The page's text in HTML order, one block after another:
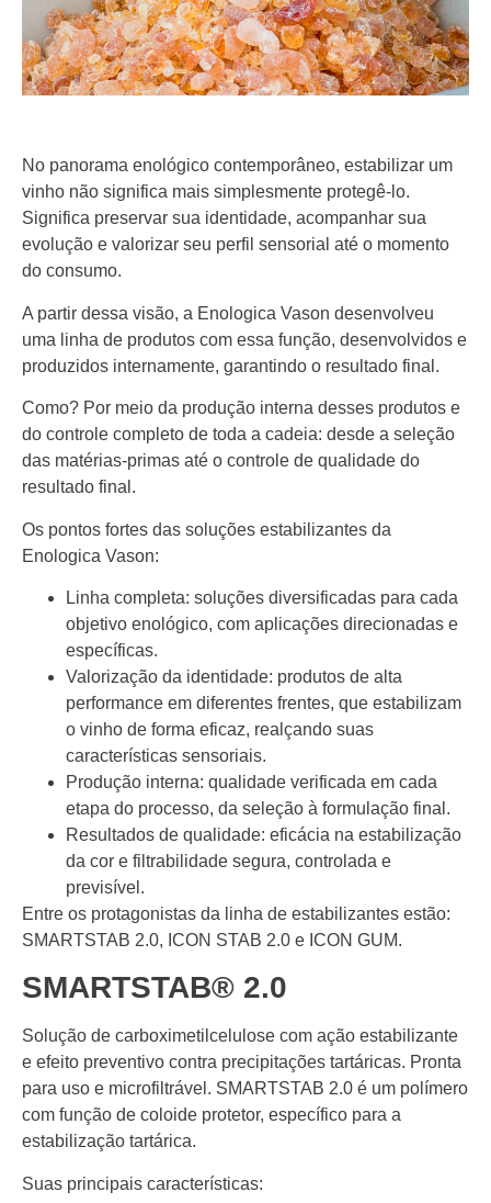
No panorama enológico contemporâneo, estabilizar um
vinho não significa mais simplesmente protegê-lo.
Significa preservar sua identidade, acompanhar sua
evolução e valorizar seu perfil sensorial até o momento
do consumo.
A partir dessa visão, a Enologica Vason desenvolveu
uma linha de produtos com essa função, desenvolvidos e
produzidos internamente, garantindo o resultado final.
Como? Por meio da produção interna desses produtos e
do controle completo de toda a cadeia: desde a seleção
das matérias-primas até o controle de qualidade do
resultado final.
Os pontos fortes das soluções estabilizantes da
Enologica Vason:
Linha completa: soluções diversificadas para cada
objetivo enológico, com aplicações direcionadas e
específicas.
Valorização da identidade: produtos de alta
performance em diferentes frentes, que estabilizam
o vinho de forma eficaz, realçando suas
características sensoriais.
Produção interna: qualidade verificada em cada
etapa do processo, da seleção à formulação final.
Resultados de qualidade: eficácia na estabilização
da cor e filtrabilidade segura, controlada e
previsível.
Entre os protagonistas da linha de estabilizantes estão:
SMARTSTAB 2.0, ICON STAB 2.0 e ICON GUM.
SMARTSTAB® 2.0
Solução de carboximetilcelulose com ação estabilizante
e efeito preventivo contra precipitações tartáricas. Pronta
para uso e microfiltrável. SMARTSTAB 2.0 é um polímero
com função de coloide protetor, específico para a
estabilização tartárica.
Suas principais características: